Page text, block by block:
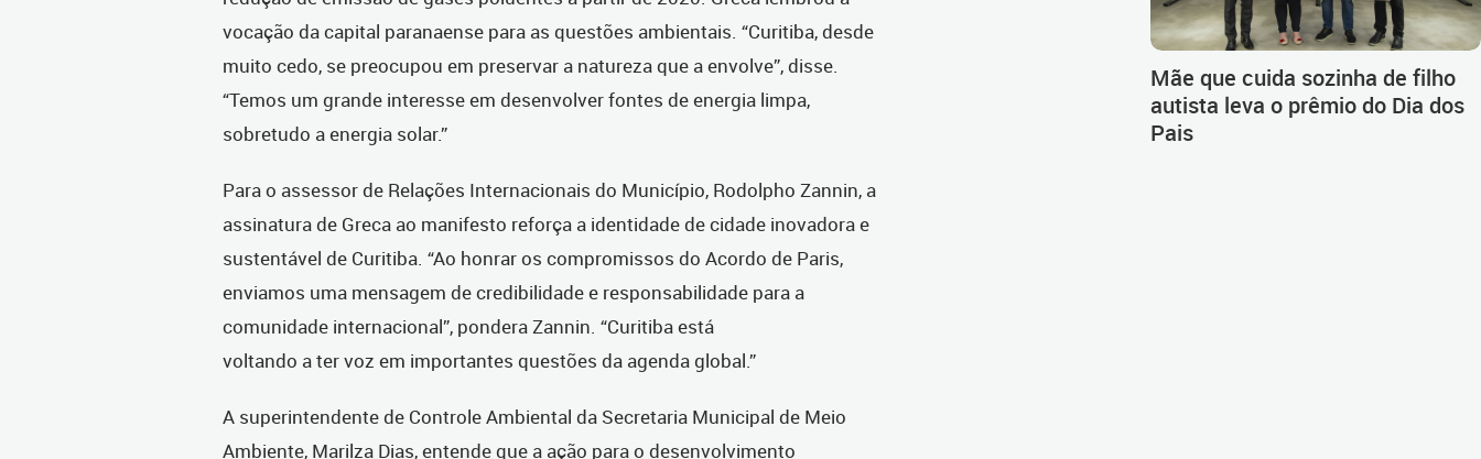
vocação da capital paranaense para as questões ambientais. “Curitiba, desde
muito cedo, se preocupou em preservar a natureza que a envolve”, disse.
“Temos um grande interesse em desenvolver fontes de energia limpa,
sobretudo a energia solar.”
Para o assessor de Relações Internacionais do Município, Rodolpho Zannin, a
assinatura de Greca ao manifesto reforça a identidade de cidade inovadora e
sustentável de Curitiba. “Ao honrar os compromissos do Acordo de Paris,
enviamos uma mensagem de credibilidade e responsabilidade para a
comunidade internacional”, pondera Zannin. “Curitiba está
voltando a ter voz em importantes questões da agenda global.”
A superintendente de Controle Ambiental da Secretaria Municipal de Meio
Ambiente, Marilza Dias, entende que a ação para o desenvolvimento
Mãe que cuida sozinha de filho
autista leva o prêmio do Dia dos
Pais